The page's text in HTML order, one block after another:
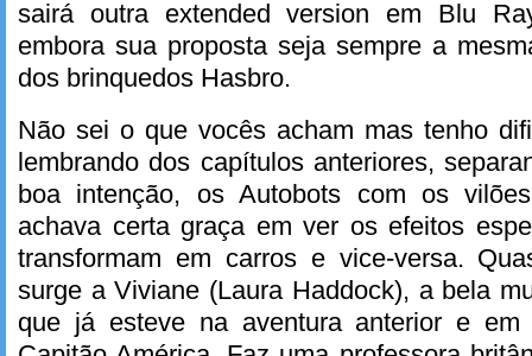
sairá outra extended version em Blu
embora sua proposta seja sempre a
dos brinquedos Hasbro.
Não sei o que vocês acham mas tenho
lembrando dos capítulos anteriores,
boa intenção, os Autobots com os
achava certa graça em ver os efeitos
transformam em carros e vice-versa.
surge a Viviane (Laura Haddock), a bela
que já esteve na aventura anterior e em